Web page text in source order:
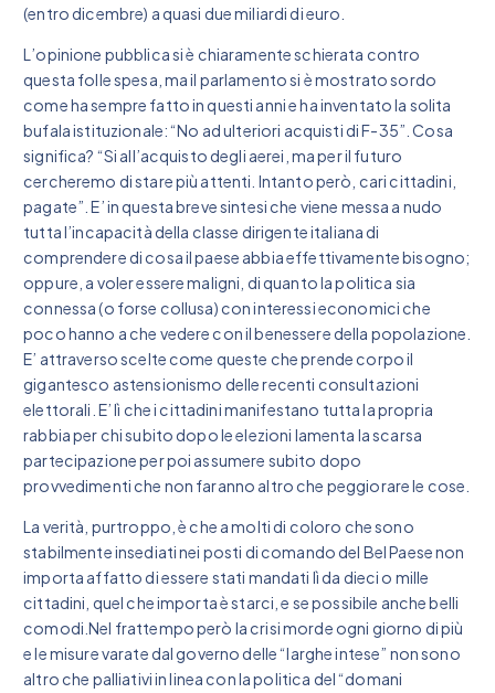
(entro dicembre) a quasi due miliardi di euro.
L’opinione pubblica si è chiaramente schierata contro
questa folle spesa, ma il parlamento si è mostrato sordo
come ha sempre fatto in questi anni e ha inventato la solita
bufala istituzionale: “No ad ulteriori acquisti di F-35”. Cosa
significa? “Si all’acquisto degli aerei, ma per il futuro
cercheremo di stare più attenti. Intanto però, cari cittadini,
pagate”. E’ in questa breve sintesi che viene messa a nudo
tutta l’incapacità della classe dirigente italiana di
comprendere di cosa il paese abbia effettivamente bisogno;
oppure, a voler essere maligni, di quanto la politica sia
connessa (o forse collusa) con interessi economici che
poco hanno a che vedere con il benessere della popolazione.
E’ attraverso scelte come queste che prende corpo il
gigantesco astensionismo delle recenti consultazioni
elettorali. E’ lì che i cittadini manifestano tutta la propria
rabbia per chi subito dopo le elezioni lamenta la scarsa
partecipazione per poi assumere subito dopo
provvedimenti che non faranno altro che peggiorare le cose.
La verità, purtroppo, è che a molti di coloro che sono
stabilmente insediati nei posti di comando del Bel Paese non
importa affatto di essere stati mandati lì da dieci o mille
cittadini, quel che importa è starci, e se possibile anche belli
comodi.Nel frattempo però la crisi morde ogni giorno di più
e le misure varate dal governo delle “larghe intese” non sono
altro che palliativi in linea con la politica del “domani